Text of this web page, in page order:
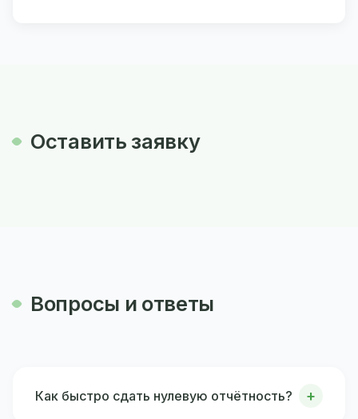
Оставить заявку
Вопросы и ответы
Как быстро сдать нулевую отчётность?